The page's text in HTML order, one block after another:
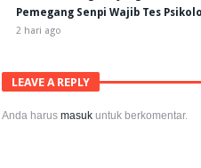
Pemegang Senpi Wajib Tes
2 hari ago
LEAVE A REPLY
Anda harusmasuk untuk berkomentar.